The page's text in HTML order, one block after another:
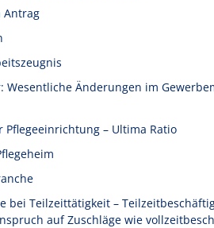
Antrag
Änderungen im
– Ultima Ratio
bei Teilzeittätigkeit –
auf Zuschläge wie